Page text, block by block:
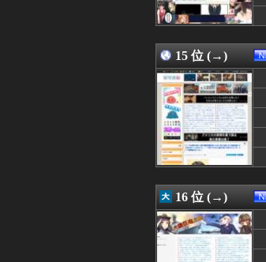
08/06 20:03
08/06 20:02
08/06 20:02
15 位 (→)
16 位 (→)